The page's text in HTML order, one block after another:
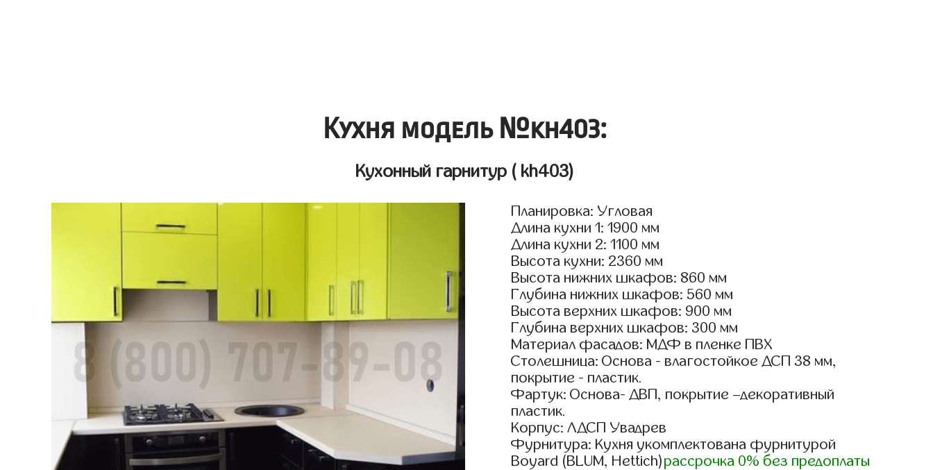
Кухня модель №kh403:
Кухонный гарнитур ( kh403)
Планировка: Угловая
Длина кухни 1: 1900 мм
Длина кухни 2: 1100 мм
Высота кухни: 2360 мм
Высота нижних шкафов: 860 мм
Глубина нижних шкафов: 560 мм
Высота верхних шкафов: 900 мм
Глубина верхних шкафов: 300 мм
Материал фасадов: МДФ в пленке ПВХ
Столешница: Основа - влагостойкое ДСП 38 мм,
покрытие - пластик.
Фартук: Основа- ДВП, покрытие –декоративный
пластик.
Корпус: ЛДСП Увадрев
Фурнитура: Кухня укомплектована фурнитурой
Boyard (BLUM, Hettich)рассрочка 0% без предоплаты